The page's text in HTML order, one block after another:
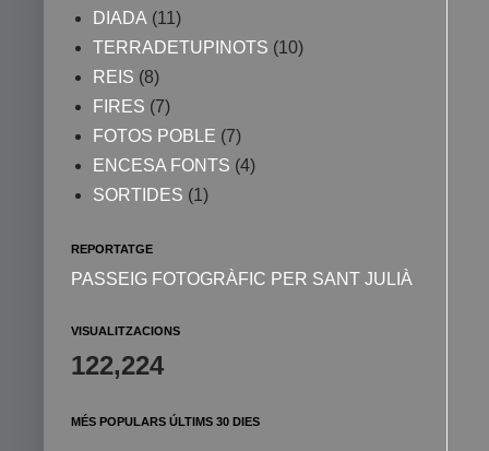
DIADA (11)
TERRADETUPINOTS (10)
REIS (8)
FIRES (7)
FOTOS POBLE (7)
ENCESA FONTS (4)
SORTIDES (1)
REPORTATGE
PASSEIG FOTOGRÀFIC PER SANT JULIÀ
VISUALITZACIONS
122,224
MÉS POPULARS ÚLTIMS 30 DIES